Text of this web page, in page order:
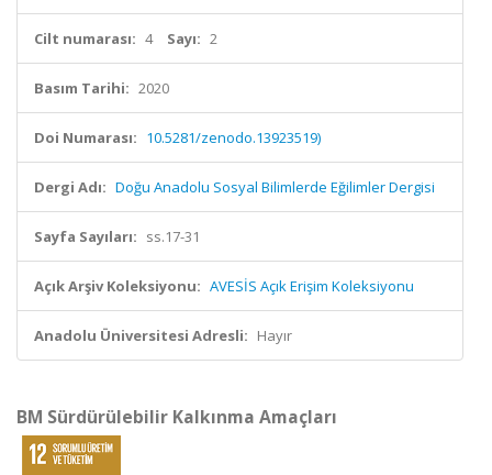
Cilt numarası: 4 Sayı: 2
Basım Tarihi: 2020
Doi Numarası: 10.5281/zenodo.13923519)
Dergi Adı: Doğu Anadolu Sosyal Bilimlerde Eğilimler Dergisi
Sayfa Sayıları: ss.17-31
Açık Arşiv Koleksiyonu: AVESİS Açık Erişim Koleksiyonu
Anadolu Üniversitesi Adresli: Hayır
BM Sürdürülebilir Kalkınma Amaçları